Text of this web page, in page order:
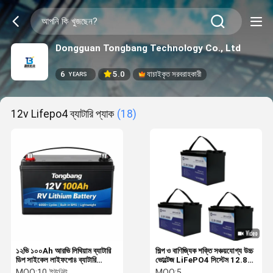
Dongguan Tongbang Technology Co., Ltd
6 YEARS 5.0 যাচাইকৃত সরবরাহকারী
12v Lifepo4 ব্যাটারি প্যাক (18)
১২ভি ১০০Ah আরভি লিথিয়াম ব্যাটারি
ডিপ সাইকেল লাইফপো৪ ব্যাটারি
ক্যাম্পারের জন্য
শিল্প ও বাণিজ্যিক শক্তি সঞ্চয়যোগ্য উচ্চ
ভোল্টেজ LiFePO4 সিস্টেম 12.8V
100Ah